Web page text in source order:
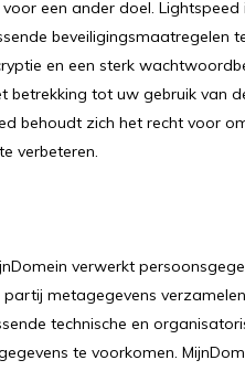
een ander doel. Lightspeed
beveiligingsmaatregelen
en een sterk
betrekking tot uw gebruik van
behoudt zich het recht voor
verbeteren.
verwerkt
metagegevens
technische en
te voorkomen.